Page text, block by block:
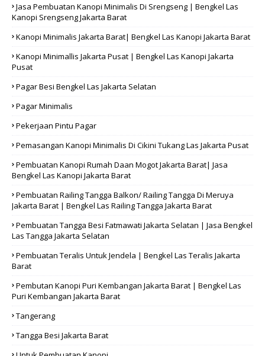
Jasa Pembuatan Kanopi Minimalis Di Srengseng | Bengkel Las
Kanopi Srengseng Jakarta Barat
Kanopi Minimalis Jakarta Barat| Bengkel Las Kanopi Jakarta Barat
Kanopi Minimallis Jakarta Pusat | Bengkel Las Kanopi Jakarta
Pusat
Pagar Besi Bengkel Las Jakarta Selatan
Pagar Minimalis
Pekerjaan Pintu Pagar
Pemasangan Kanopi Minimalis Di Cikini Tukang Las Jakarta Pusat
Pembuatan Kanopi Rumah Daan Mogot Jakarta Barat| Jasa
Bengkel Las Kanopi Jakarta Barat
Pembuatan Railing Tangga Balkon/ Railing Tangga Di Meruya
Jakarta Barat | Bengkel Las Railing Tangga Jakarta Barat
Pembuatan Tangga Besi Fatmawati Jakarta Selatan | Jasa Bengkel
Las Tangga Jakarta Selatan
Pembuatan Teralis Untuk Jendela | Bengkel Las Teralis Jakarta
Barat
Pembutan Kanopi Puri Kembangan Jakarta Barat | Bengkel Las
Puri Kembangan Jakarta Barat
Tangerang
Tangga Besi Jakarta Barat